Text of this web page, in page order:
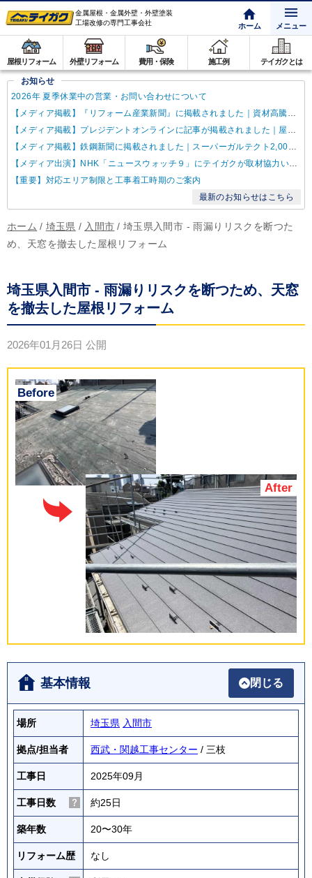
金属屋根・金属外壁・外壁塗装
工場改修の専門工事会社
ホーム メニュー
屋根リフォーム 外壁リフォーム 費用・保険 施工例 テイガクとは
お知らせ
2026年 夏季休業中の営業・お問い合わせについて
【メディア掲載】『リフォーム産業新聞』に掲載されました｜資材高騰・納期遅延に対するテイガクの取り組み
【メディア掲載】プレジデントオンラインに記事が掲載されました｜屋根点検商法について解説
【メディア掲載】鉄鋼新聞に掲載されました｜スーパーガルテクト2,000万㎡達成
【メディア出演】NHK「ニュースウォッチ９」にテイガクが取材協力いたしました
【重要】対応エリア制限と工事着工時期のご案内
最新のお知らせはこちら
ホーム / 埼玉県 / 入間市 / 埼玉県入間市 - 雨漏りリスクを断つた
め、天窓を撤去した屋根リフォーム
埼玉県入間市 - 雨漏りリスクを断つため、天窓
を撤去した屋根リフォーム
2026年01月26日 公開
基本情報 閉じる
場所 埼玉県 入間市
拠点/担当者 西武・関越工事センター / 三枝
工事日 2025年09月
工事日数 約25日
築年数 20〜30年
リフォーム歴 なし